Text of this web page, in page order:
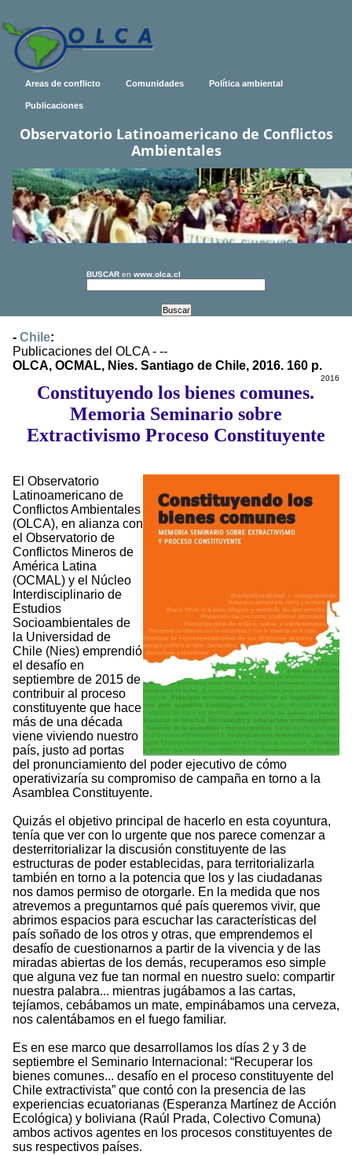
Areas de conflicto Comunidades Política ambiental
Publicaciones
Observatorio Latinoamericano de Conflictos
Ambientales
BUSCAR en www.olca.cl
- Chile:
Publicaciones del OLCA - --
OLCA, OCMAL, Nies. Santiago de Chile, 2016. 160 p.
2016
Constituyendo los bienes comunes.
Memoria Seminario sobre
Extractivismo Proceso Constituyente
El Observatorio
Latinoamericano de
Conflictos Ambientales
(OLCA), en alianza con
el Observatorio de
Conflictos Mineros de
América Latina
(OCMAL) y el Núcleo
Interdisciplinario de
Estudios
Socioambientales de
la Universidad de
Chile (Nies) emprendió
el desafío en
septiembre de 2015 de
contribuir al proceso
constituyente que hace
más de una década
viene viviendo nuestro
país, justo ad portas
del pronunciamiento del poder ejecutivo de cómo
operativizaría su compromiso de campaña en torno a la
Asamblea Constituyente.
Quizás el objetivo principal de hacerlo en esta coyuntura,
tenía que ver con lo urgente que nos parece comenzar a
desterritorializar la discusión constituyente de las
estructuras de poder establecidas, para territorializarla
también en torno a la potencia que los y las ciudadanas
nos damos permiso de otorgarle. En la medida que nos
atrevemos a preguntarnos qué país queremos vivir, que
abrimos espacios para escuchar las características del
país soñado de los otros y otras, que emprendemos el
desafío de cuestionarnos a partir de la vivencia y de las
miradas abiertas de los demás, recuperamos eso simple
que alguna vez fue tan normal en nuestro suelo: compartir
nuestra palabra... mientras jugábamos a las cartas,
tejíamos, cebábamos un mate, empinábamos una cerveza,
nos calentábamos en el fuego familiar.
Es en ese marco que desarrollamos los días 2 y 3 de
septiembre el Seminario Internacional: “Recuperar los
bienes comunes... desafío en el proceso constituyente del
Chile extractivista” que contó con la presencia de las
experiencias ecuatorianas (Esperanza Martínez de Acción
Ecológica) y boliviana (Raúl Prada, Colectivo Comuna)
ambos activos agentes en los procesos constituyentes de
sus respectivos países.